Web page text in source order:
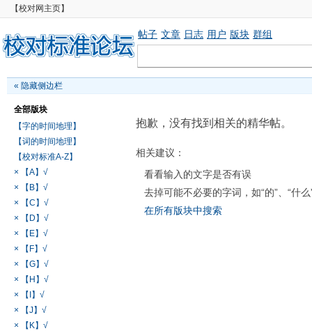
【校对网主页】
帖子 文章 日志 用户 版块 群组
« 隐藏侧边栏
全部版块
【字的时间地理】
【词的时间地理】
【校对标准A-Z】
× 【A】√
× 【B】√
× 【C】√
× 【D】√
× 【E】√
× 【F】√
× 【G】√
× 【H】√
× 【I】√
× 【J】√
× 【K】√
抱歉，没有找到相关的精华帖。
相关建议：
看看输入的文字是否有误
去掉可能不必要的字词，如“的”、“什么
在所有版块中搜索